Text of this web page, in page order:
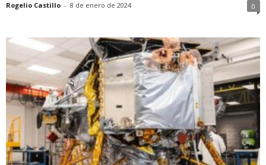
Rogelio Castillo - 8 de enero de 2024 0